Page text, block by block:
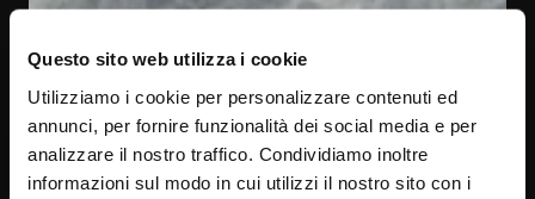
Questo sito web utilizza i cookie
Utilizziamo i cookie per personalizzare contenuti ed
annunci, per fornire funzionalità dei social media e per
analizzare il nostro traffico. Condividiamo inoltre
informazioni sul modo in cui utilizzi il nostro sito con i